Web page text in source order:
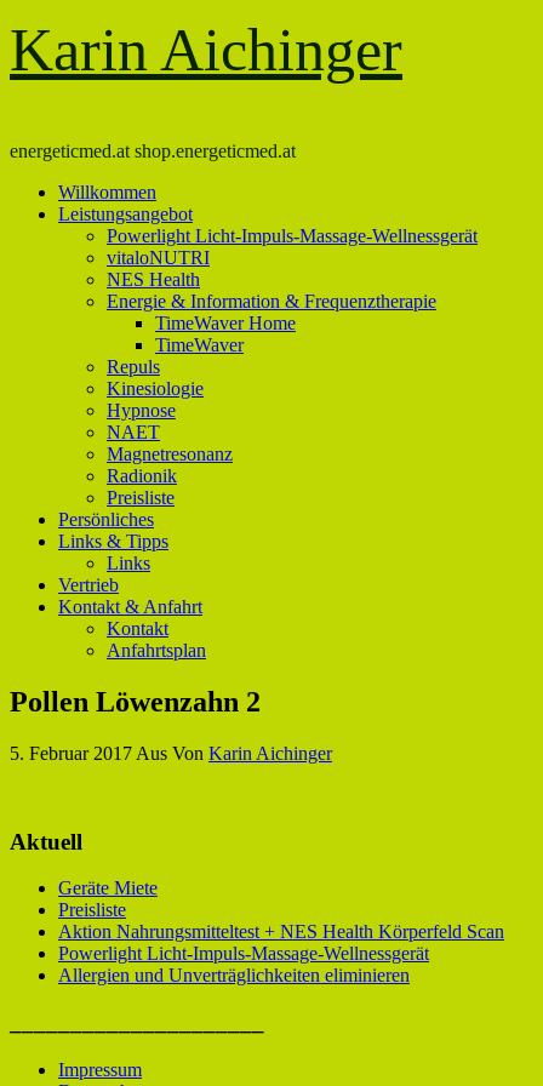
Karin Aichinger
energeticmed.at shop.energeticmed.at
Willkommen
Leistungsangebot
Powerlight Licht-Impuls-Massage-Wellnessgerät
vitaloNUTRI
NES Health
Energie & Information & Frequenztherapie
TimeWaver Home
TimeWaver
Repuls
Kinesiologie
Hypnose
NAET
Magnetresonanz
Radionik
Preisliste
Persönliches
Links & Tipps
Links
Vertrieb
Kontakt & Anfahrt
Kontakt
Anfahrtsplan
Pollen Löwenzahn 2
5. Februar 2017 Aus Von Karin Aichinger
Aktuell
Geräte Miete
Preisliste
Aktion Nahrungsmitteltest + NES Health Körperfeld Scan
Powerlight Licht-Impuls-Massage-Wellnessgerät
Allergien und Unverträglichkeiten eliminieren
Impressum